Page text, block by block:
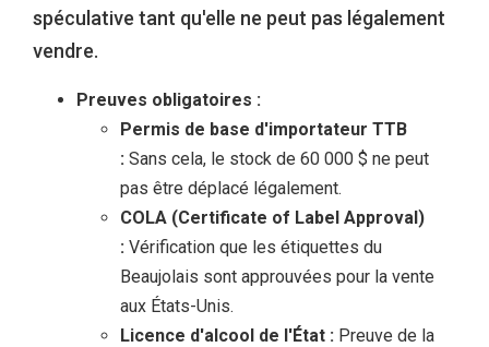
spéculative tant qu'elle ne peut pas légalement
vendre.
Preuves obligatoires :
Permis de base d'importateur TTB
: Sans cela, le stock de 60 000 $ ne peut
pas être déplacé légalement.
COLA (Certificate of Label Approval)
: Vérification que les étiquettes du
Beaujolais sont approuvées pour la vente
aux États-Unis.
Licence d'alcool de l'État : Preuve de la